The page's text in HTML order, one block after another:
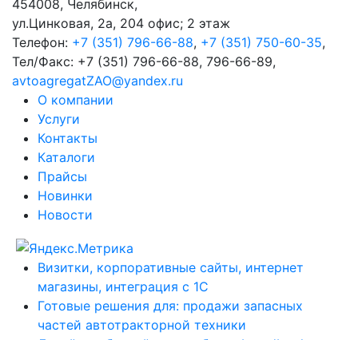
454008, Челябинск,
ул.Цинковая, 2а, 204 офис; 2 этаж
Телефон: +7 (351) 796-66-88, +7 (351) 750-60-35,
Тел/Факс: +7 (351) 796-66-88, 796-66-89,
avtoagregatZAO@yandex.ru
О компании
Услуги
Контакты
Каталоги
Прайсы
Новинки
Новости
Визитки, корпоративные сайты, интернет
магазины, интеграция с 1С
Готовые решения для: продажи запасных
частей автотракторной техники